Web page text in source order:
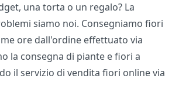
una torta o un regalo? La
siamo noi. Consegniamo fiori
ore dall'ordine effettuato via
la consegna di piante e fiori a
il servizio di vendita fiori online via